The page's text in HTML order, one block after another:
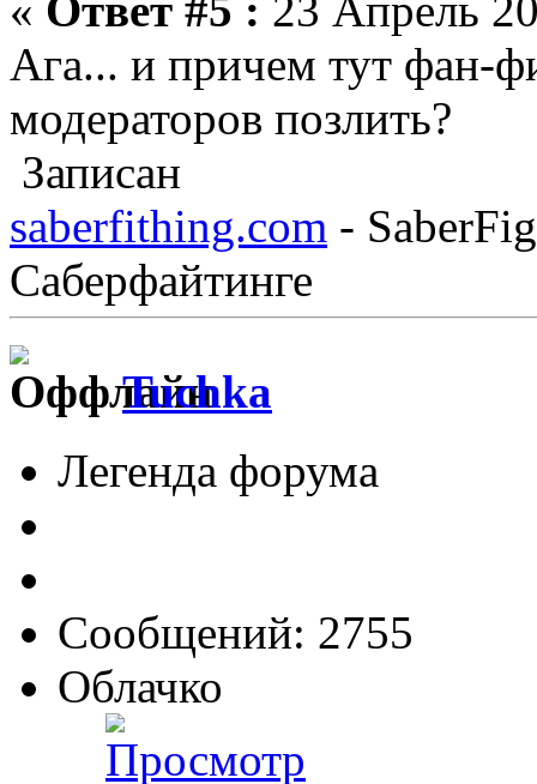
« Ответ #5 : 23 Апрель
Ага... и причем тут фан-
модераторов позлить?
Записан
saberfithing.com -
Саберфайтинге
Tuchka
Легенда форума
Сообщений: 2755
Облачко